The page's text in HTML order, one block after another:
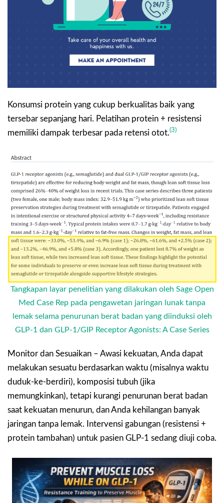
Konsumsi protein yang cukup berkualitas baik yang
tersebar sepanjang hari. Pelatihan protein + resistensi
memiliki dampak terbesar pada retensi otot.(3)
Tangkapan layar penelitian yang dilakukan oleh Sage Open
Med Case Rep pada pengawetan jaringan lunak tanpa
lemak selama penurunan berat badan yang diinduksi oleh
GLP-1 dan GLP-1/GIP Receptor Agonists: A Case Series
Monitor dan Sesuaikan – Awasi kekuatan, Anda dapat
melakukan sesuatu berdasarkan waktu (misalnya waktu
duduk-ke-berdiri), komposisi tubuh (jika
memungkinkan), tetapi kurangi penurunan berat badan
saat kekuatan menurun, dan Anda kehilangan banyak
jaringan tanpa lemak. Intervensi gabungan (resistensi +
protein tambahan) untuk pasien GLP-1 sedang diuji coba.